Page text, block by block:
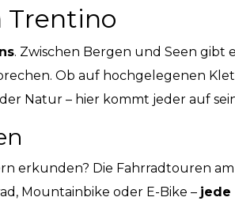
Trentino
. Zwischen Bergen und Seen gibt
Ob auf hochgelegenen
Natur – hier kommt jeder auf
erkunden? Die Fahrradtouren
Mountainbike oder E-Bike – jede